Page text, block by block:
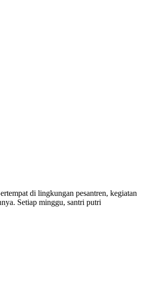
di lingkungan pesantren, kegiatan
Setiap minggu, santri putri